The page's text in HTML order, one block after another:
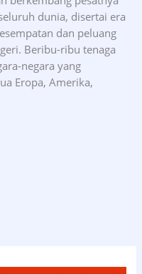
dunia, disertai era
dan peluang
Beribu-ribu tenaga
negara yang
Eropa, Amerika,